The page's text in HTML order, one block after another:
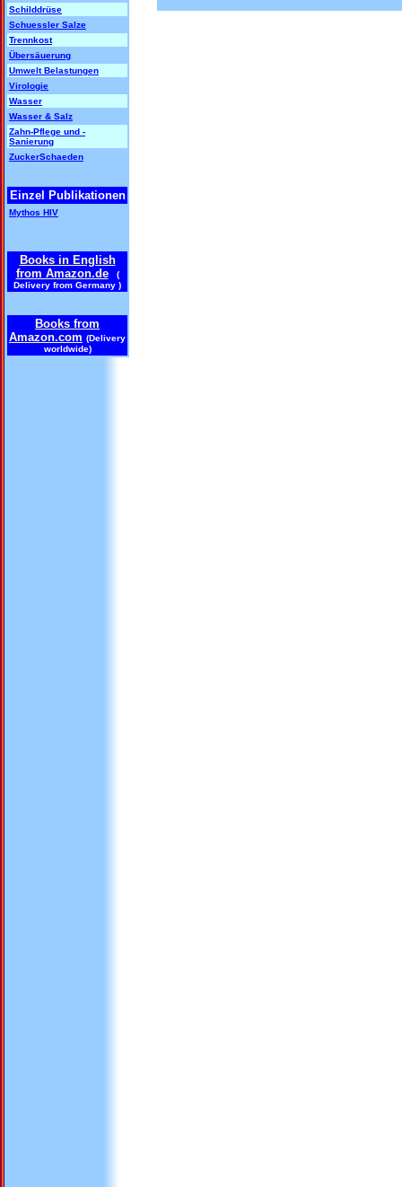
Schilddrüse
Schuessler Salze
Trennkost
Übersäuerung
Umwelt Belastungen
Virologie
Wasser
Wasser & Salz
Zahn-Pflege und -
Sanierung
ZuckerSchaeden
Einzel Publikationen
Mythos HIV
Books in English
from Amazon.de(
Delivery from Germany )
Books from
Amazon.com (Delivery
worldwide)